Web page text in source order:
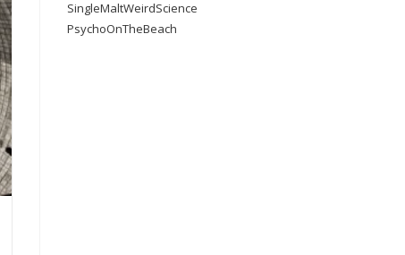
SingleMaltWeirdScience
PsychoOnTheBeach